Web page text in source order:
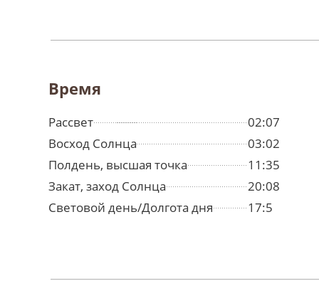
Время
Рассвет
02:07
Восход Солнца
03:02
Полдень, высшая точка
11:35
Закат, заход Солнца
20:08
Световой день/Долгота дня
17:5